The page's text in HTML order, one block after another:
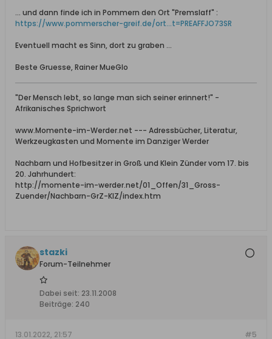
... und dann finde ich in Pommern den Ort "Premslaff" :
https://www.pommerscher-greif.de/ort...t=PREAFFJO73SR
Eventuell macht es Sinn, dort zu graben ...
Beste Gruesse, Rainer MueGlo
"Der Mensch lebt, so lange man sich seiner erinnert!" -
Afrikanisches Sprichwort
www.Momente-im-Werder.net --- Adressbücher, Literatur,
Werkzeugkasten und Momente im Danziger Werder
Nachbarn und Hofbesitzer in Groß und Klein Zünder vom 17. bis
20. Jahrhundert:
http://momente-im-werder.net/01_Offen/31_Gross-
Zuender/Nachbarn-GrZ-KlZ/index.htm
stazki
Forum-Teilnehmer
Dabei seit: 23.11.2008
Beiträge: 240
#5
13.01.2022, 21:57